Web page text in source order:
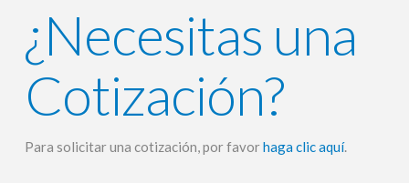
¿Necesitas una
Cotización?
Para solicitar una cotización, por favorhaga clic aquí.